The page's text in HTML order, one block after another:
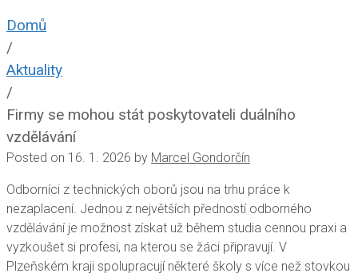
Domů
/
Aktuality
/
Firmy se mohou stát poskytovateli duálního
vzdělávání
Posted on 16. 1. 2026 by Marcel Gondorčín
Odborníci z technických oborů jsou na trhu práce k
nezaplacení. Jednou z největších předností odborného
vzdělávání je možnost získat už během studia cennou praxi a
vyzkoušet si profesi, na kterou se žáci připravují. V
Plzeňském kraji spolupracují některé školy s více než stovkou